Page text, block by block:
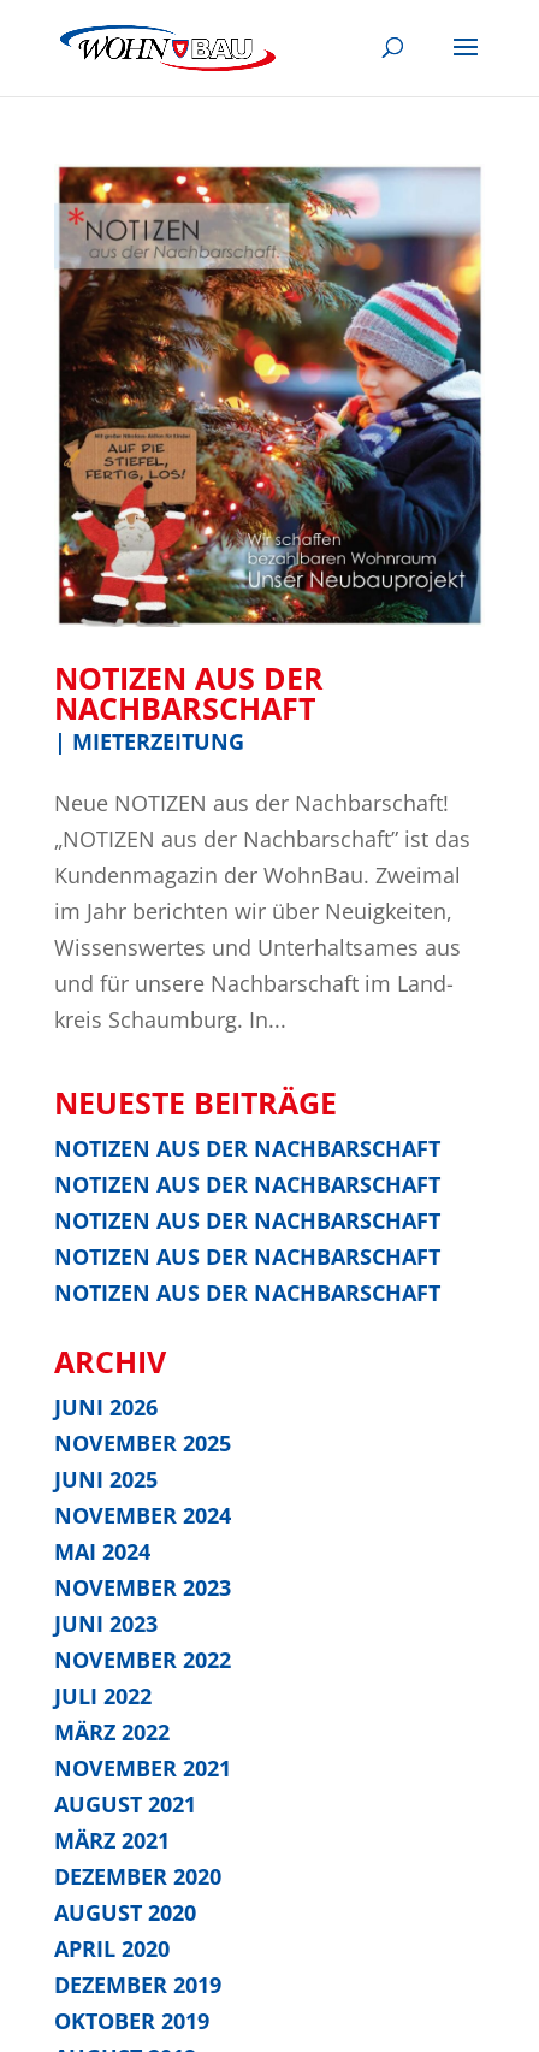
NOTI­ZEN AUS DER
NACHBARSCHAFT
| MIETERZEITUNG
Neue NOTI­ZEN aus der Nachbarschaft!
„NOTI­ZEN aus der Nach­bar­schaft” ist das
Kun­den­ma­ga­zin der Wohn­Bau. Zwei­mal
im Jahr berich­ten wir über Neu­ig­kei­ten,
Wis­sens­wer­tes und Unter­halt­sa­mes aus
und für unse­re Nach­bar­schaft im Land­
kreis Schaumburg. In...
NEU­ES­TE BEITRÄGE
NOTI­ZEN AUS DER NACHBARSCHAFT
NOTI­ZEN AUS DER NACHBARSCHAFT
NOTI­ZEN AUS DER NACHBARSCHAFT
NOTI­ZEN AUS DER NACHBARSCHAFT
NOTI­ZEN AUS DER NACHBARSCHAFT
ARCHIV
JUNI 2026
NOVEMBER 2025
JUNI 2025
NOVEMBER 2024
MAI 2024
NOVEMBER 2023
JUNI 2023
NOVEMBER 2022
JULI 2022
MÄRZ 2022
NOVEMBER 2021
AUGUST 2021
MÄRZ 2021
DEZEMBER 2020
AUGUST 2020
APRIL 2020
DEZEMBER 2019
OKTOBER 2019